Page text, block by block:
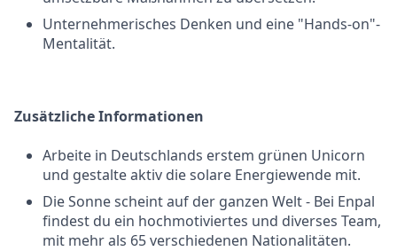
Unternehmerisches Denken und eine "Hands-on"-
Mentalität.
Zusätzliche Informationen
Arbeite in Deutschlands erstem grünen Unicorn
und gestalte aktiv die solare Energiewende mit.
Die Sonne scheint auf der ganzen Welt - Bei Enpal
findest du ein hochmotiviertes und diverses Team,
mit mehr als 65 verschiedenen Nationalitäten.